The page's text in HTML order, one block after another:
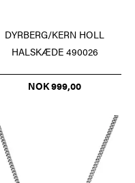
DYRBERG/KERN HOLL
HALSKÆDE 490026
NOK 999,00